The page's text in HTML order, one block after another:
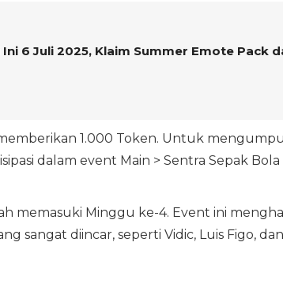
6 Juli 2025, Klaim Summer Emote Pack
1.000 Token. Untuk
dalam event Main > Sentra Sepak Bola
memasuki Minggu ke-4. Event ini
sangat diincar, seperti Vidic, Luis Figo,